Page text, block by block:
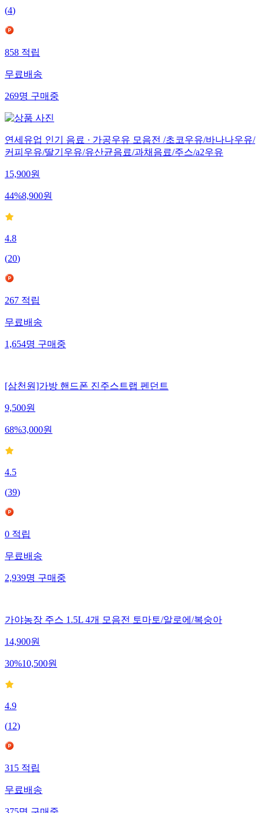
(4)
858적립
무료배송
269명구매중
연세유업 인기 음료 · 가공우유 모음전 /초코우유/바나나우유/
커피우유/딸기우유/유산균음료/과채음료/주스/a2우유
15,900원
44%8,900원
4.8
(20)
267적립
무료배송
1,654명구매중
[삼천원]가방 핸드폰 진주스트랩 펜던트
9,500원
68%3,000원
4.5
(39)
0적립
무료배송
2,939명구매중
가야농장 주스 1.5L 4개 모음전 토마토/알로에/복숭아
14,900원
30%10,500원
4.9
(12)
315적립
무료배송